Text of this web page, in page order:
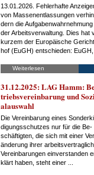
13.01.2026. Feh­ler­haf­te
von Mas­sen­ent­las­sun­gen
dern die Auf­ga­ben­wahr­neh­mung
der Ar­beits­ver­wal­tung. Dies hat
kur­zem der Eu­ro­päi­sche
hof (EuGH) ent­schie­den: EuGH,
Weiterlesen
31.12.2025: LAG Hamm:
triebs­ver­ein­ba­rung und
al­aus­wahl
Die Ver­ein­ba­rung ei­nes
di­gungs­schut­zes nur für die Be­
schäf­tig­ten, die sich mit ei­ner
än­de­rung ih­rer
Ver­ein­ba­run­gen ein­ver­stan­den
klärt ha­ben, steht ei­ner ...